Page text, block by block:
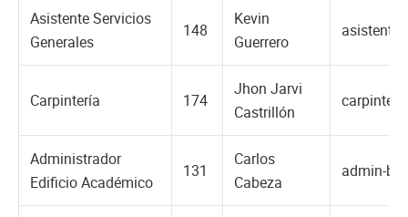
Asistente Servicios
Generales
148
Kevin
Guerrero
Carpintería 174
Jhon Jarvi
Castrillón
Administrador
Edificio Académico
131
Carlos
Cabeza
admin-